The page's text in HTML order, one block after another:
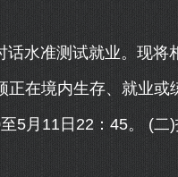
准测试就业。现将
在境内生存、就业或
5月11日22：45。 (二